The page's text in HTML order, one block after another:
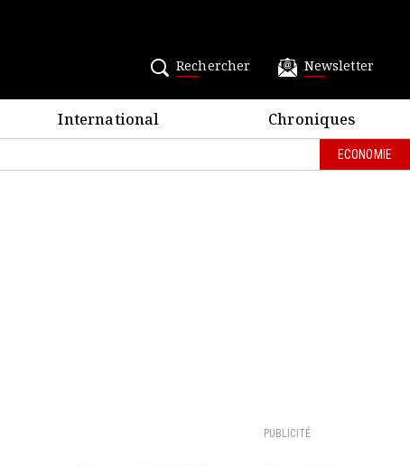
Rechercher Newsletter
International Chroniques
ECONOMIE
PUBLICITÉ